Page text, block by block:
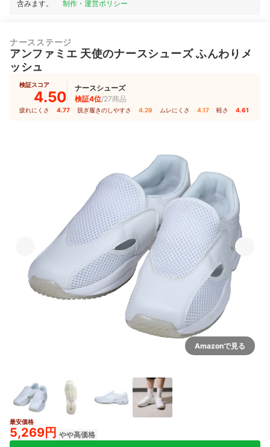
含みます。
制作・運営ポリシー
ナースステージ
アンファミエ 天使のナースシューズ ふんわりメ
ッシュ
検証スコア
4.50
ナースシューズ
検証4位/27商品
疲れにくさ 4.77 脱ぎ履きのしやすさ 4.29 ムレにくさ 4.17 軽さ 4.61
Amazonで見る
最安価格
5,269円 やや高価格